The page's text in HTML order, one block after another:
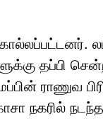
தப்பி
ராணுவ
நகரில்